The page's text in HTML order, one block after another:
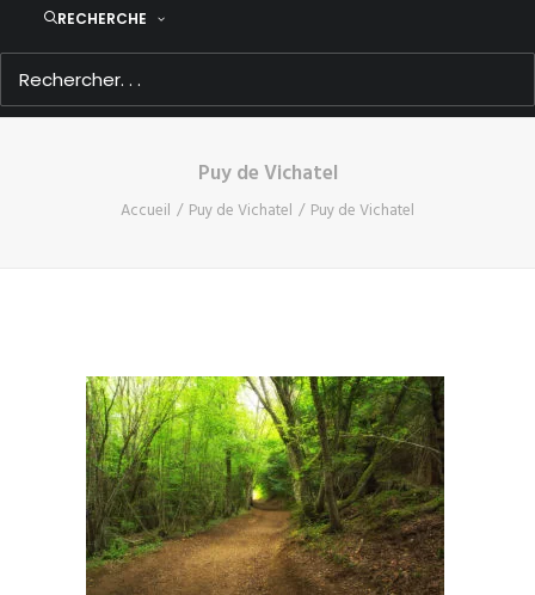
RECHERCHE
Puy de Vichatel
Accueil Puy de Vichatel Puy de Vichatel